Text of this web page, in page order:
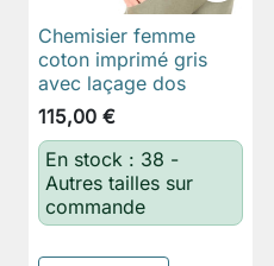
Chemisier femme
coton imprimé gris
avec laçage dos
115,00 €
En stock : 38 -
Autres tailles sur
commande